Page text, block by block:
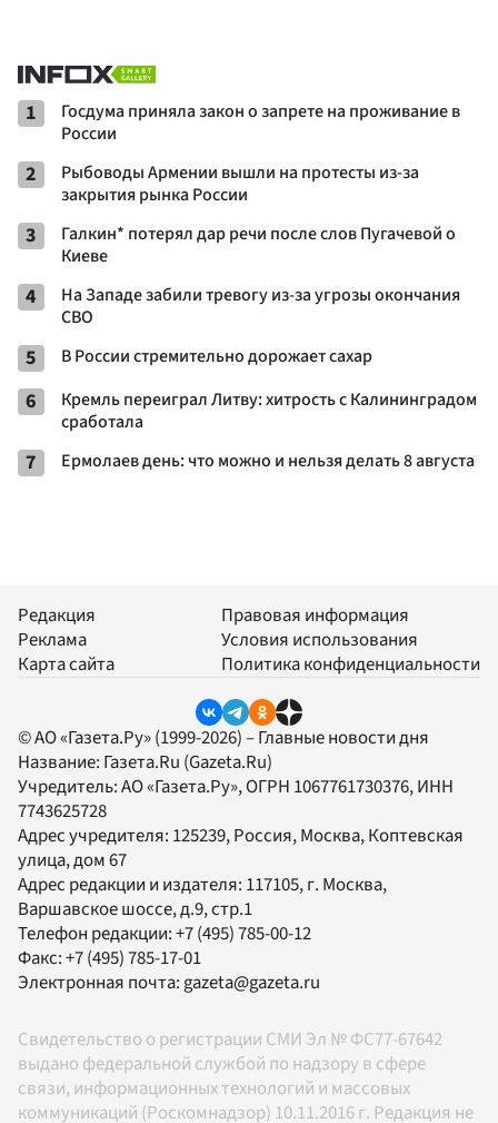
1
Госдума приняла закон о запрете на проживание в
России
2
Рыбоводы Армении вышли на протесты из-за
закрытия рынка России
3
Галкин* потерял дар речи после слов Пугачевой о
Киеве
4
На Западе забили тревогу из-за угрозы окончания
СВО
5 В России стремительно дорожает сахар
6
Кремль переиграл Литву: хитрость с Калининградом
сработала
7 Ермолаев день: что можно и нельзя делать 8 августа
Редакция
Реклама
Карта сайта
Правовая информация
Условия использования
Политика конфиденциальности
© АО «Газета.Ру» (1999-2026) – Главные новости дня
Название: Газета.Ru (Gazeta.Ru)
Учредитель:АО «Газета.Ру», ОГРН 1067761730376, ИНН
7743625728
Адрес учредителя: 125239, Россия, Москва, Коптевская
улица, дом 67
Адрес редакции и издателя: 117105, г. Москва,
Варшавское шоссе, д.9, стр.1
Телефон редакции:+7 (495) 785-00-12
Факс:+7 (495) 785-17-01
Электронная почта:gazeta@gazeta.ru
Свидетельство о регистрации СМИ Эл № ФС77-67642
выдано федеральной службой по надзору в сфере
связи, информационных технологий и массовых
коммуникаций (Роскомнадзор) 10.11.2016 г. Редакция не